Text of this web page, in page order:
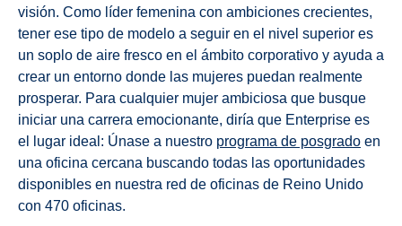
visión. Como líder femenina con ambiciones crecientes,
tener ese tipo de modelo a seguir en el nivel superior es
un soplo de aire fresco en el ámbito corporativo y ayuda a
crear un entorno donde las mujeres puedan realmente
prosperar. Para cualquier mujer ambiciosa que busque
iniciar una carrera emocionante, diría que Enterprise es
el lugar ideal: Únase a nuestro programa de posgrado en
una oficina cercana buscando todas las oportunidades
disponibles en nuestra red de oficinas de Reino Unido
con 470 oficinas.